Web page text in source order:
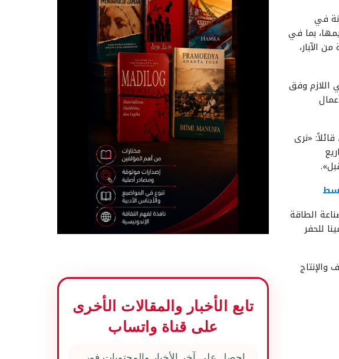
في
بما في
الآبار،
اللازم وفق
«نرى
الطاقة
للحفر
تابع الأخبار والمقالات الأخرى
على قناة واتساب